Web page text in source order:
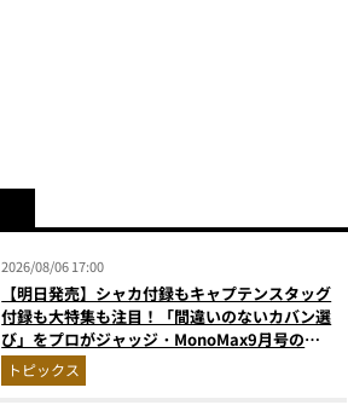
2026/08/06 17:00
【明日発売】シャカ付録もキャプテンスタッグ
付録も大特集も注目！「間違いのないカバン選
び」をプロがジャッジ・MonoMax9月号の目
次を公開
トピックス